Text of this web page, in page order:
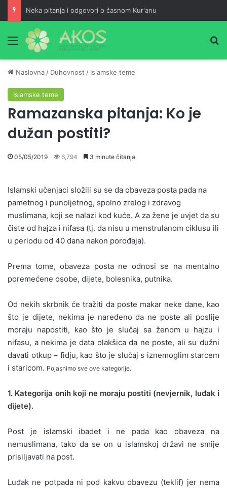
Neka pitanja i odgovori o časnom Kur'anu
Meni
Naslovna / Duhovnost / Islamske teme
Islamske teme
Ramazanska pitanja: Ko je
dužan postiti?
05/05/2019 6,794 3 minute čitanja
Islamski učenjaci složili su se da obaveza posta pada na
pametnog i punoljetnog, spolno zrelog i zdravog
muslimana, koji se nalazi kod kuće. A za žene je uvjet da su
čiste od hajza i nifasa (tj. da nisu u menstrulanom ciklusu ili
u periodu od 40 dana nakon porođaja).
Prema tome, obaveza posta ne odnosi se na mentalno
poremećene osobe, dijete, bolesnika, putnika.
Od nekih skrbnik će tražiti da poste makar neke dane, kao
što je dijete, nekima je naređeno da ne poste ali poslije
moraju napostiti, kao što je slučaj sa ženom u hajzu i
nifasu, a nekima je data olakšica da ne poste, ali su dužni
davati otkup – fidju, kao što je slučaj s iznemoglim starcem
i staricom. Pojasnimo sve ove kategorije.
1. Kategorija onih koji ne moraju postiti (nevjernik, luđak i
dijete).
Post je islamski ibadet i ne pada kao obaveza na
nemuslimana, tako da se on u islamskoj državi ne smije
prisiljavati na post.
Luđak ne potpada ni pod kakvu obavezu (teklif) jer nema